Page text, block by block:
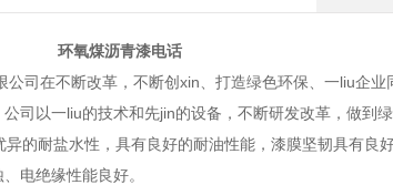
漆电话
在不断改革，不断创xin、打造绿色环保、一liu企业
司以一liu的技术和先jin的设备，不断研发改革，做到
的耐盐水性，具有良好的耐油性能，漆膜坚韧具有良
电绝缘性能良好。